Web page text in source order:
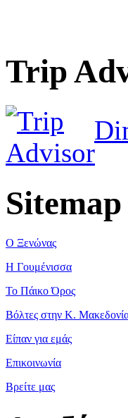
Trip
Sitemap
Ο Ξενώνας
Η Γουμένισσα
Το Πάικο Όρος
Βόλτες στην Κ.
Είπαν για εμάς
Επικοινωνία
Βρείτε μας